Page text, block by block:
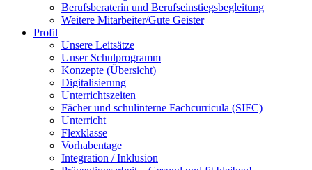
Berufsberaterin und Berufseinstiegsbegleitung
Weitere Mitarbeiter/Gute Geister
Profil
Unsere Leitsätze
Unser Schulprogramm
Konzepte (Übersicht)
Digitalisierung
Unterrichtszeiten
Fächer und schulinterne Fachcurricula (SIFC)
Unterricht
Flexklasse
Vorhabentage
Integration / Inklusion